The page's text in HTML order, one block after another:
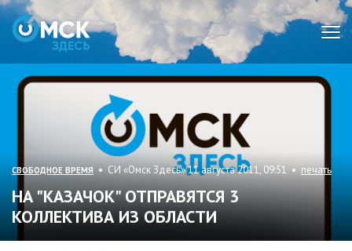
СВОБОДНОЕ ВРЕМЯ • СИ «Омск Здесь» 11 августа 2011, 09:51 • печать
НА "КАЗАЧОК" ОТПРАВЯТСЯ 3
КОЛЛЕКТИВА ИЗ ОБЛАСТИ